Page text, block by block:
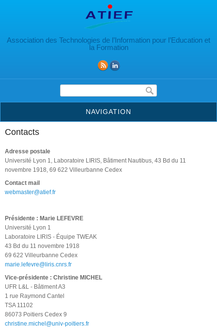
Association des Technologies de l’Information pour l’Education et
la Formation
Formulaire de recherche
NAVIGATION
Contacts
Adresse postale
Université Lyon 1, Laboratoire LIRIS, Bâtiment Nautibus, 43 Bd du 11
novembre 1918, 69 622 Villeurbanne Cedex
Contact mail
webmaster@atief.fr
Présidente : Marie LEFEVRE
Université Lyon 1
Laboratoire LIRIS - Équipe TWEAK
43 Bd du 11 novembre 1918
69 622 Villeurbanne Cedex
marie.lefevre@liris.cnrs.fr
Vice-présidente : Christine MICHEL
UFR L&L - Bâtiment A3
1 rue Raymond Cantel
TSA 11102
86073 Poitiers Cedex 9
christine.michel@univ-poitiers.fr